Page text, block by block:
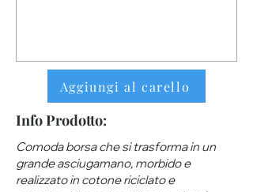
Aggiungi al carello
Info Prodotto:
Comoda borsa che si trasforma in un
grande asciugamano, morbido e
realizzato in cotone riciclato e